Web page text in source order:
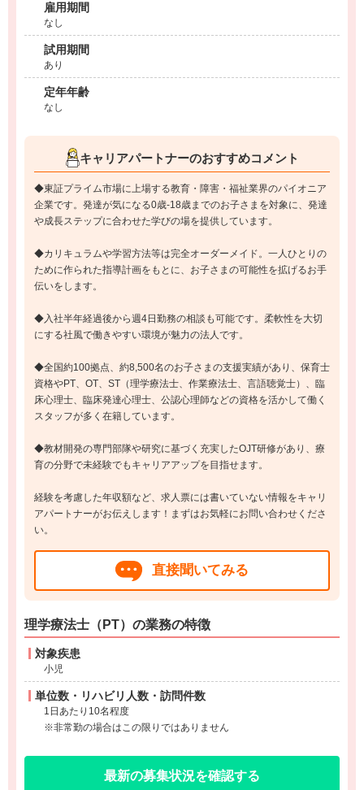
雇用期間
なし
試用期間
あり
定年年齢
なし
キャリアパートナーのおすすめコメント
◆東証プライム市場に上場する教育・障害・福祉業界のパイオニア
企業です。発達が気になる0歳-18歳までのお子さまを対象に、発達
や成長ステップに合わせた学びの場を提供しています。
◆カリキュラムや学習方法等は完全オーダーメイド。一人ひとりの
ために作られた指導計画をもとに、お子さまの可能性を拡げるお手
伝いをします。
◆入社半年経過後から週4日勤務の相談も可能です。柔軟性を大切
にする社風で働きやすい環境が魅力の法人です。
◆全国約100拠点、約8,500名のお子さまの支援実績があり、保育士
資格やPT、OT、ST（理学療法士、作業療法士、言語聴覚士）、臨
床心理士、臨床発達心理士、公認心理師などの資格を活かして働く
スタッフが多く在籍しています。
◆教材開発の専門部隊や研究に基づく充実したOJT研修があり、療
育の分野で未経験でもキャリアアップを目指せます。
経験を考慮した年収額など、求人票には書いていない情報をキャリ
アパートナーがお伝えします！まずはお気軽にお問い合わせくださ
い。
直接聞いてみる
理学療法士（PT）の業務の特徴
対象疾患
小児
単位数・リハビリ人数・訪問件数
1日あたり10名程度
※非常勤の場合はこの限りではありません
最新の募集状況を確認する